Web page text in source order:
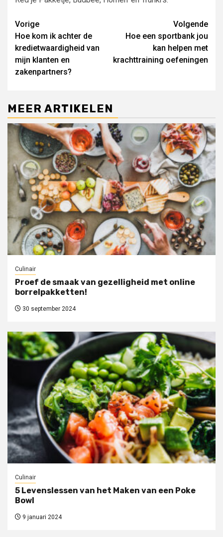
Lees
verder
Vorige
Hoe kom ik achter de
kredietwaardigheid van
mijn klanten en
zakenpartners?
Volgende
Hoe een sportbank jou
kan helpen met
krachttraining oefeningen
MEER ARTIKELEN
Culinair
Proef de smaak van gezelligheid met online
borrelpakketten!
30 september 2024
Culinair
5 Levenslessen van het Maken van een Poke
Bowl
9 januari 2024